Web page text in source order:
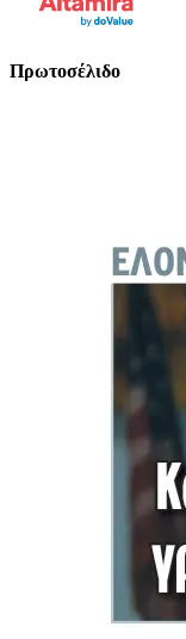
Πρωτοσέλιδο